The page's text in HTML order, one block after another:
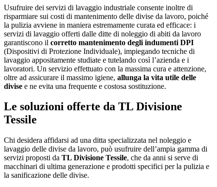
Usufruire dei servizi di lavaggio industriale consente inoltre di
risparmiare sui costi di mantenimento delle divise da lavoro, poiché
la pulizia avviene in maniera estremamente curata ed efficace: i
servizi di lavaggio offerti dalle ditte di noleggio di abiti da lavoro
garantiscono il corretto mantenimento degli indumenti DPI
(Dispositivi di Protezione Individuale), impiegando tecniche di
lavaggio appositamente studiate e tutelando così l’azienda e i
lavoratori. Un servizio effettuato con la massima cura e attenzione,
oltre ad assicurare il massimo igiene, allunga la vita utile delle
divise e ne evita una frequente e costosa sostituzione.
Le soluzioni offerte da TL Divisione
Tessile
Chi desidera affidarsi ad una ditta specializzata nel noleggio e
lavaggio delle divise da lavoro, può usufruire dell’ampia gamma di
servizi proposti da TL Divisione Tessile, che da anni si serve di
macchinari di ultima generazione e prodotti specifici per la pulizia e
la sanificazione delle divise.